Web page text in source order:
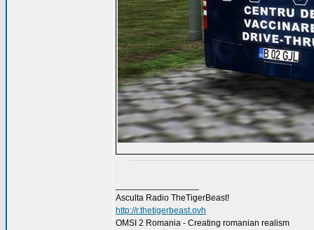
Asculta Radio TheTigerBeast!
http://r.thetigerbeast.ovh
OMSI 2 Romania - Creating romanian realism